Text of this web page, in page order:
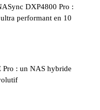
DXP4800 Pro :
performant en 10
Pro : un NAS hybride